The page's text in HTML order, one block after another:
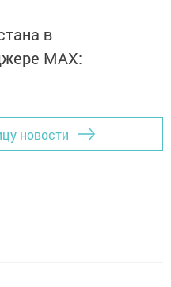
в
MАХ:
новости